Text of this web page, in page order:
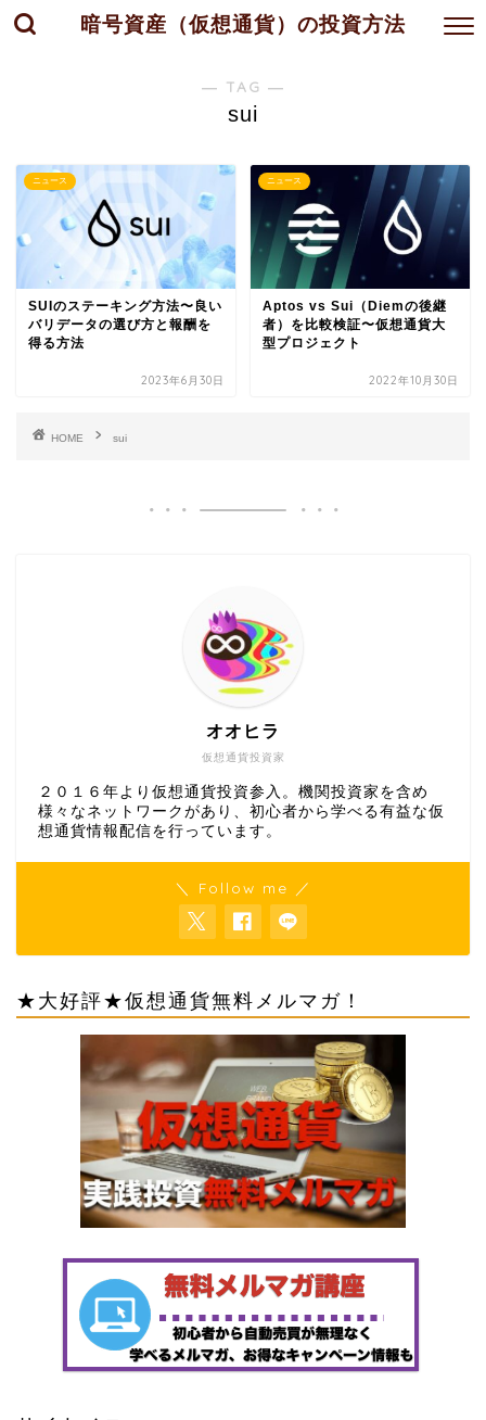
暗号資産（仮想通貨）の投資方法
― TAG ―
sui
ニュース
SUIのステーキング方法〜良い
バリデータの選び方と報酬を
得る方法
2023年6月30日
ニュース
Aptos vs Sui（Diemの後継
者）を比較検証〜仮想通貨大
型プロジェクト
2022年10月30日
HOME sui
仮想通貨投資家
オオヒラ
２０１６年より仮想通貨投資参入。機関投資家を含め
様々なネットワークがあり、初心者から学べる有益な仮
想通貨情報配信を行っています。
＼ Follow me ／
★大好評★仮想通貨無料メルマガ！